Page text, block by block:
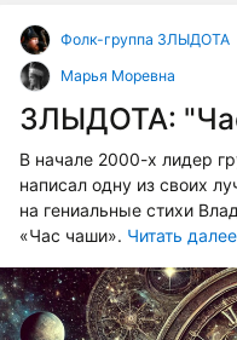
Фолк-группа ЗЛЫДОТА
Марья Моревна
ЗЛЫДОТА:
В начале 2000-х лидер
написал одну из своих
на гениальные стихи
«Час чаши». Читать далее